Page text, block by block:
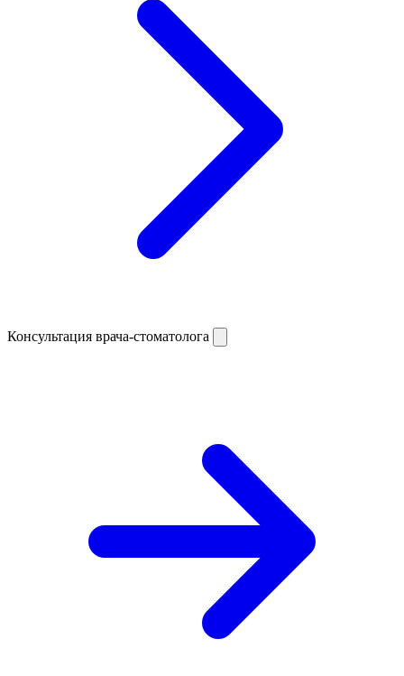
Консультация врача-стоматолога